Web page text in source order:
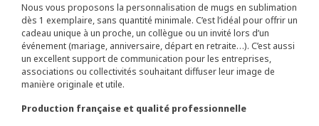
Nous vous proposons la personnalisation de mugs en sublimation
dès 1 exemplaire, sans quantité minimale. C’est l’idéal pour offrir un
cadeau unique à un proche, un collègue ou un invité lors d’un
événement (mariage, anniversaire, départ en retraite…). C’est aussi
un excellent support de communication pour les entreprises,
associations ou collectivités souhaitant diffuser leur image de
manière originale et utile.
Production française et qualité professionnelle